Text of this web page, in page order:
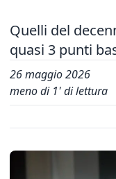
Quelli del
quasi 3 punti
26 maggio 2026
meno di 1' di lettura